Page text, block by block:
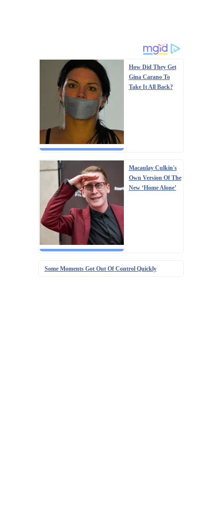
How Did They Get
Gina Carano To
Take It All Back?
Macaulay Culkin's
Own Version Of The
New ‘Home Alone’
Some Moments Got Out Of Control Quickly